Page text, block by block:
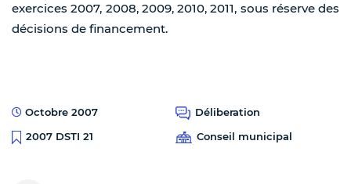
exercices 2007, 2008, 2009, 2010, 2011, sous réserve des
décisions de financement.
Octobre 2007
Déliberation
2007 DSTI 21
Conseil municipal